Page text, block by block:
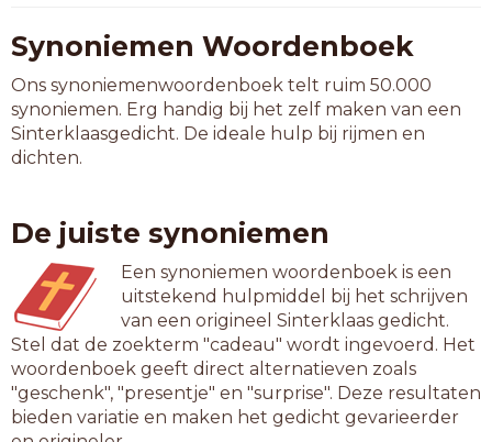
Synoniemen Woordenboek
Ons synoniemenwoordenboek telt ruim 50.000
synoniemen. Erg handig bij het zelf maken van een
Sinterklaasgedicht. De ideale hulp bij rijmen en
dichten.
De juiste synoniemen
Een synoniemen woordenboek is een
uitstekend hulpmiddel bij het schrijven
van een origineel Sinterklaas gedicht.
Stel dat de zoekterm "cadeau" wordt ingevoerd. Het
woordenboek geeft direct alternatieven zoals
"geschenk", "presentje" en "surprise". Deze resultaten
bieden variatie en maken het gedicht gevarieerder